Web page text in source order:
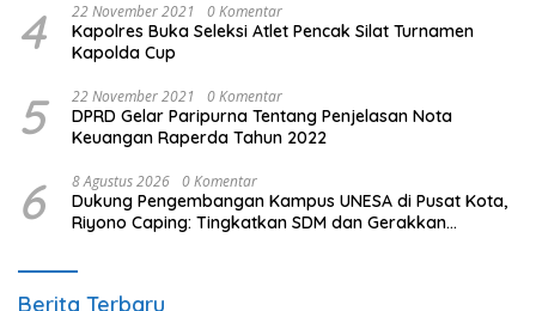
4 22 November 2021 0 Komentar
Kapolres Buka Seleksi Atlet Pencak Silat Turnamen
Kapolda Cup
5 22 November 2021 0 Komentar
DPRD Gelar Paripurna Tentang Penjelasan Nota
Keuangan Raperda Tahun 2022
6 8 Agustus 2026 0 Komentar
Dukung Pengembangan Kampus UNESA di Pusat Kota,
Riyono Caping: Tingkatkan SDM dan Gerakkan
Berita Terbaru